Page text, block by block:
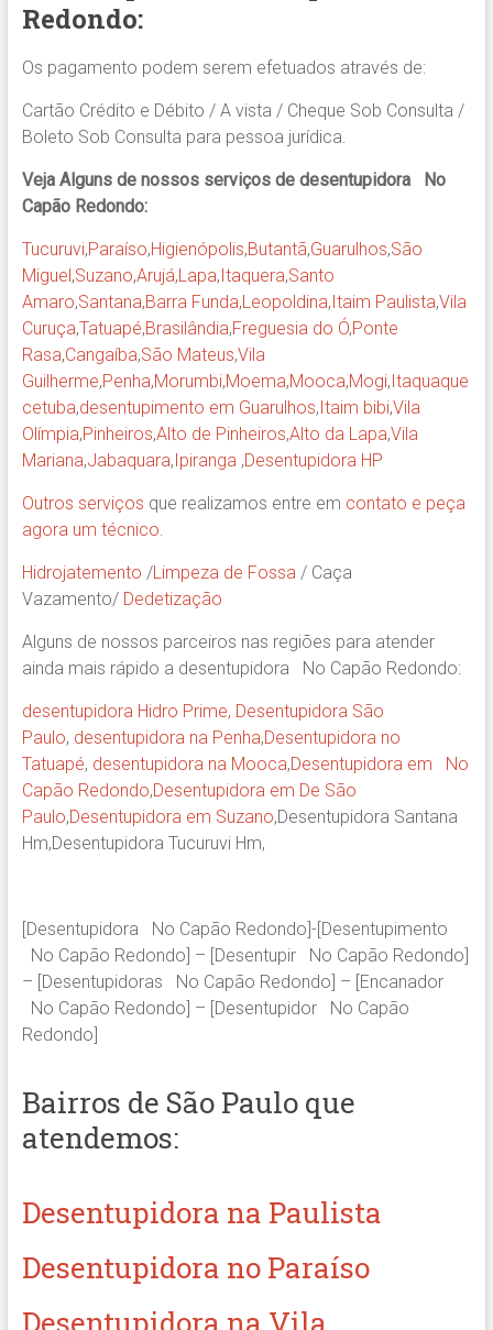
Redondo:
Os pagamento podem serem efetuados através de:
Cartão Crédito e Débito / A vista / Cheque Sob Consulta /
Boleto Sob Consulta para pessoa jurídica.
Veja Alguns de nossos serviços de desentupidora No
Capão Redondo:
Tucuruvi,Paraíso,Higienópolis,Butantã,Guarulhos,São
Miguel,Suzano,Arujá,Lapa,Itaquera,Santo
Amaro,Santana,Barra Funda,Leopoldina,Itaim Paulista,Vila
Curuça,Tatuapé,Brasilândia,Freguesia do Ó,Ponte
Rasa,Cangaíba,São Mateus,Vila
Guilherme,Penha,Morumbi,Moema,Mooca,Mogi,Itaquaque
cetuba,desentupimento em Guarulhos,Itaim bibi,Vila
Olímpia,Pinheiros,Alto de Pinheiros,Alto da Lapa,Vila
Mariana,Jabaquara,Ipiranga,Desentupidora HP
Outros serviços que realizamos entre em contato e peça
agora um técnico.
Hidrojatemento /Limpeza de Fossa/ Caça
Vazamento/ Dedetização
Alguns de nossos parceiros nas regiões para atender
ainda mais rápido a desentupidora No Capão Redondo:
desentupidora Hidro Prime, Desentupidora São
Paulo, desentupidora na Penha,Desentupidora no
Tatuapé, desentupidora na Mooca,Desentupidora em No
Capão Redondo,Desentupidora em De São
Paulo,Desentupidora em Suzano,Desentupidora Santana
Hm,Desentupidora Tucuruvi Hm,
[Desentupidora No Capão Redondo]-[Desentupimento
No Capão Redondo] – [Desentupir No Capão Redondo]
– [Desentupidoras No Capão Redondo] – [Encanador
No Capão Redondo] – [Desentupidor No Capão
Redondo]
Bairros de São Paulo que
atendemos:
Desentupidora na Paulista
Desentupidora no Paraíso
Desentupidora na Vila